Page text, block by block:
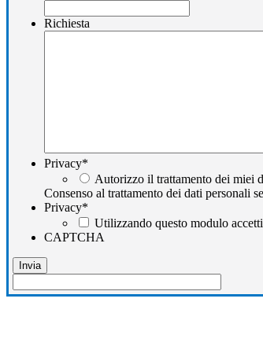
Richiesta
Privacy*
Autorizzo il trattamento dei miei
Consenso al trattamento dei dati personali
Privacy*
Utilizzando questo modulo
CAPTCHA